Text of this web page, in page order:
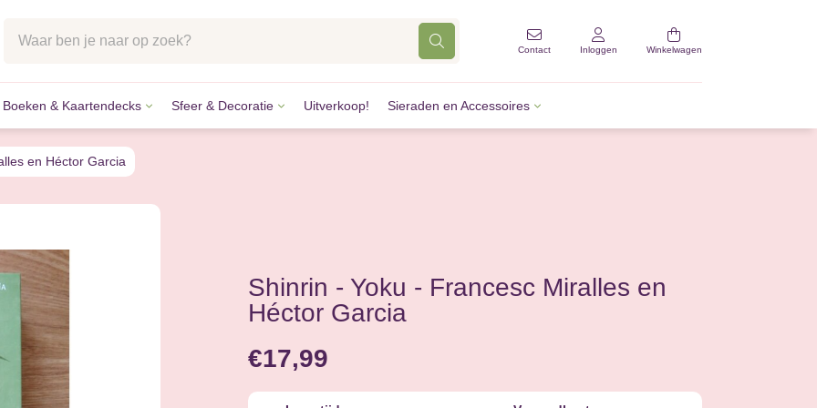
Contact Inloggen Winkelwagen
Boeken & Kaartendecks Sfeer & Decoratie
& Accessoires
Uitverkoop! Sieraden en Accessoires
en Héctor Garcia
Shinrin - Yoku - Francesc Miralles en
Héctor Garcia
€17,99